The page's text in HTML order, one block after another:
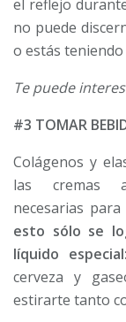
el reflejo
no puede
o estás
Te puede
#3 TOMAR
Colágenos y
las cremas
necesarias
esto sólo se
líquido
cerveza y
estirarte tanto